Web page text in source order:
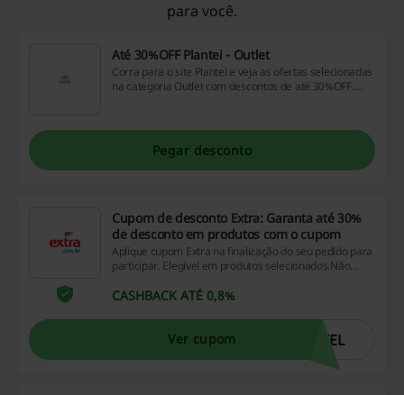
para você.
Até 30%OFF Plantei - Outlet
Corra para o site Plantei e veja as ofertas selecionadas
na categoria Outlet com descontos de até 30%OFF.
Pegar desconto
Cupom de desconto Extra: Garanta até 30%
de desconto em produtos com o cupom
Aplique cupom Extra na finalização do seu pedido para
participar. Elegível em produtos selecionados.Não
CASHBACK ATÉ 0,8%
Ver cupom VEL